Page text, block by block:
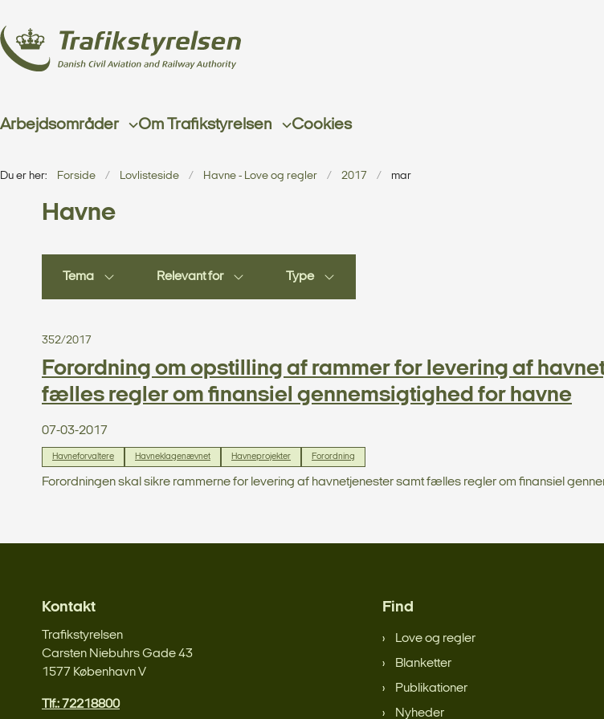
Arbejdsområder Om Trafikstyrelsen Cookies
Du er her: Forside Lovlisteside Havne - Love og regler 2017 mar
Havne
Tema Relevant for Type
352/2017
Forordning om opstilling af rammer for levering af
fælles regler om finansiel gennemsigtighed for havne
07-03-2017
Havneforvaltere Havneklagenævnet Havneprojekter Forordning
Forordningen skal sikre rammerne for levering af havnetjenester samt fælles regler om finansiel
Kontakt
Trafikstyrelsen
Carsten Niebuhrs Gade 43
1577 København V
Tlf.: 72218800
Find
Love og regler
Blanketter
Publikationer
Nyheder